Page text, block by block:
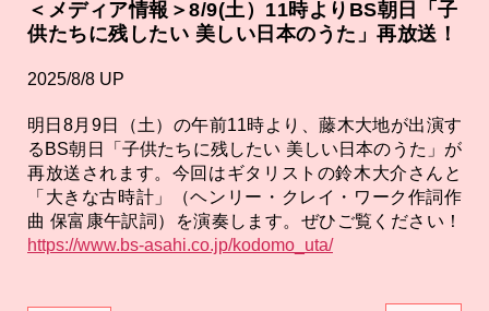
WEBSITE
＜メディア情報＞8/9(土）11時よりBS朝日「子
供たちに残したい 美しい日本のうた」再放送！
2025/8/8 UP
明日8月9日（土）の午前11時より、藤木大地が出演す
るBS朝日「子供たちに残したい 美しい日本のうた」が
再放送されます。今回はギタリストの鈴木大介さんと
「大きな古時計」（ヘンリー・クレイ・ワーク作詞作
曲 保富康午訳詞）を演奏します。ぜひご覧ください！
https://www.bs-asahi.co.jp/kodomo_uta/